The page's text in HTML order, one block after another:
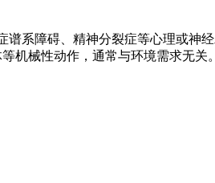
系障碍、精神分裂症等心理或神
机械性动作，通常与环境需求无